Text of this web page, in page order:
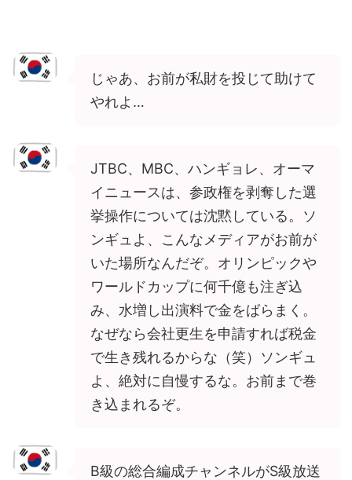
じゃあ、お前が私財を投じて助けて
やれよ…
JTBC、MBC、ハンギョレ、オーマ
イニュースは、参政権を剥奪した選
挙操作については沈黙している。ソ
ンギュよ、こんなメディアがお前が
いた場所なんだぞ。オリンピックや
ワールドカップに何千億も注ぎ込
み、水増し出演料で金をばらまく。
なぜなら会社更生を申請すれば税金
で生き残れるからな（笑）ソンギュ
よ、絶対に自慢するな。お前まで巻
き込まれるぞ。
B級の総合編成チャンネルがS級放送